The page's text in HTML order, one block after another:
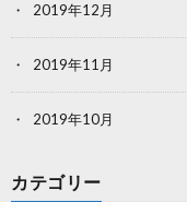
2019年12月
2019年11月
2019年10月
カテゴリー